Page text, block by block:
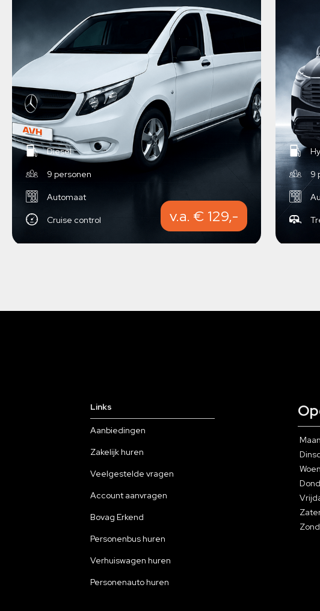
Diesel
9 personen
Automaat
Cruise control v.a. € 129,-
9
Links
Aanbiedingen
Zakelijk huren
Veelgestelde vragen
Account aanvragen
Bovag Erkend
Personenbus huren
Verhuiswagen huren
Personenauto huren